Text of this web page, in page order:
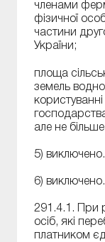
членами
фізичної
частини
України;
площа
земель
але не
5) виключено.
6) виключено.
291.4.1. При
осіб, які
платником